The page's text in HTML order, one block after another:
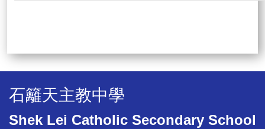
石籬天主教中學
Shek Lei Catholic Secondary School